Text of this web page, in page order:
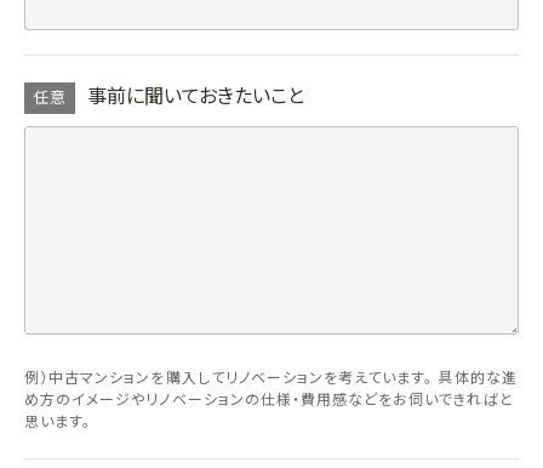
任意 事前に聞いておきたいこと
例）中古マンションを購入してリノベーションを考えています。 具体的な進
め方のイメージやリノベーションの仕様・費用感などをお伺いできればと
思います。